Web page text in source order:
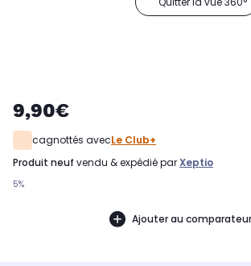
9,90€
cagnottés avecLe Club+
produit neuf vendu & expédié parXeptio
5%
Ajouter au comparateur